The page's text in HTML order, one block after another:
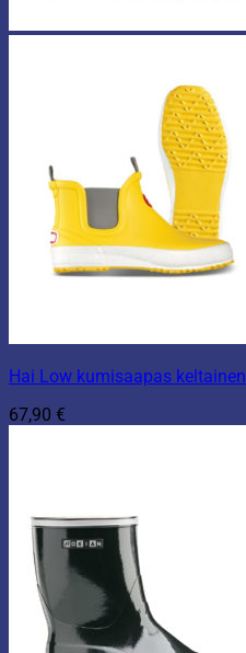
Hai Low kumisaapas keltainen
67,90 €